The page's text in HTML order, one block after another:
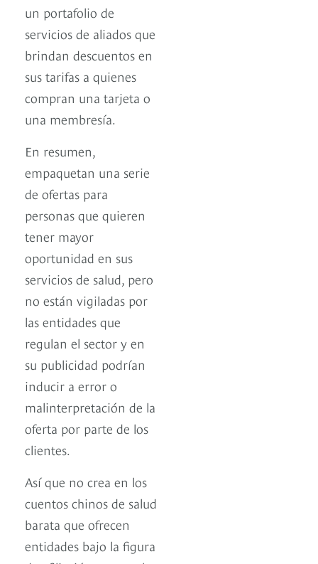
un portafolio de
servicios de aliados que
brindan descuentos en
sus tarifas a quienes
compran una tarjeta o
una membresía.
En resumen,
empaquetan una serie
de ofertas para
personas que quieren
tener mayor
oportunidad en sus
servicios de salud, pero
no están vigiladas por
las entidades que
regulan el sector y en
su publicidad podrían
inducir a error o
malinterpretación de la
oferta por parte de los
clientes.
Así que no crea en los
cuentos chinos de salud
barata que ofrecen
entidades bajo la figura